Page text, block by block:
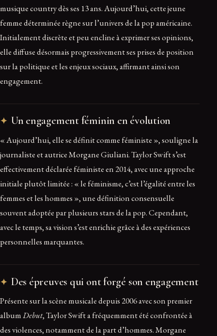
musique country dès ses 13 ans. Aujourd’hui, cette jeune
femme déterminée règne sur l’univers de la pop américaine.
Initialement discrète et peu encline à exprimer ses opinions,
elle diffuse désormais progressivement ses prises de position
sur la politique et les enjeux sociaux, affirmant ainsi son
engagement.
Un engagement féminin en évolution
« Aujourd’hui, elle se définit comme féministe », souligne la
journaliste et autrice Morgane Giuliani. Taylor Swift s’est
effectivement déclarée féministe en 2014, avec une approche
initiale plutôt limitée : « le féminisme, c’est l’égalité entre les
femmes et les hommes », une définition consensuelle
souvent adoptée par plusieurs stars de la pop. Cependant,
avec le temps, sa vision s’est enrichie grâce à des expériences
personnelles marquantes.
Des épreuves qui ont forgé son engagement
Présente sur la scène musicale depuis 2006 avec son premier
albumDebut, Taylor Swift a fréquemment été confrontée à
des violences, notamment de la part d’hommes. Morgane